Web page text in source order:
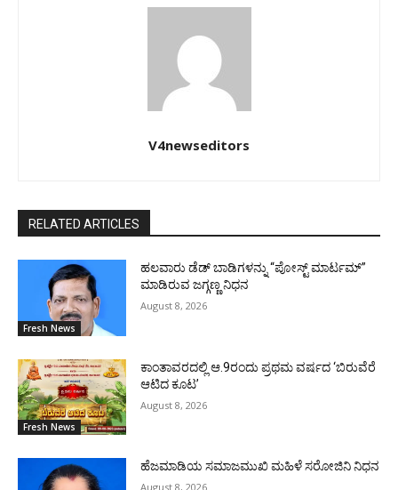
V4newseditors
RELATED ARTICLES
Fresh News
ಹಲವಾರು ಡೆಡ್ ಬಾಡಿಗಳನ್ನು “ಪೋಸ್ಟ್ ಮಾರ್ಟಮ್”
ಮಾಡಿರುವ ಜಗ್ಗಣ್ಣ ನಿಧನ
August 8, 2026
Fresh News
ಕಾಂತಾವರದಲ್ಲಿ ಆ.9ರಂದು ಪ್ರಥಮ ವರ್ಷದ ‘ಬಿರುವೆರೆ
ಆಟಿದ ಕೂಟ’
August 8, 2026
ಹೆಜಮಾಡಿಯ ಸಮಾಜಮುಖಿ ಮಹಿಳೆ ಸರೋಜಿನಿ ನಿಧನ
August 8, 2026